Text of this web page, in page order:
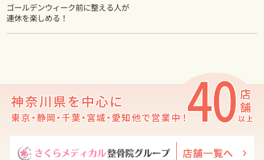
ゴールデンウィーク前に整える人が
連休を楽しめる！